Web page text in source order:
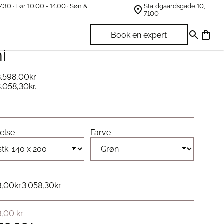
· Lør 10.00 - 14.00 · Søn &
Staldgaardsgade 10,
7100
Book en expert
Sengetøj 2 sæt Grøn
kr.
kr.
Farve
kr.3.058,30kr.
kr.